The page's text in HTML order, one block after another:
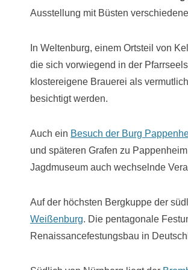
Ausstellung mit Büsten
In Weltenburg, einem Ortsteil von
die sich vorwiegend in der
klostereigene Brauerei als
besichtigt werden.
Auch ein Besuch der Burg
und späteren Grafen zu
Jagdmuseum auch wechselnde
Auf der höchsten Bergkuppe der
Weißenburg. Die pentagonale
Renaissancefestungsbau in